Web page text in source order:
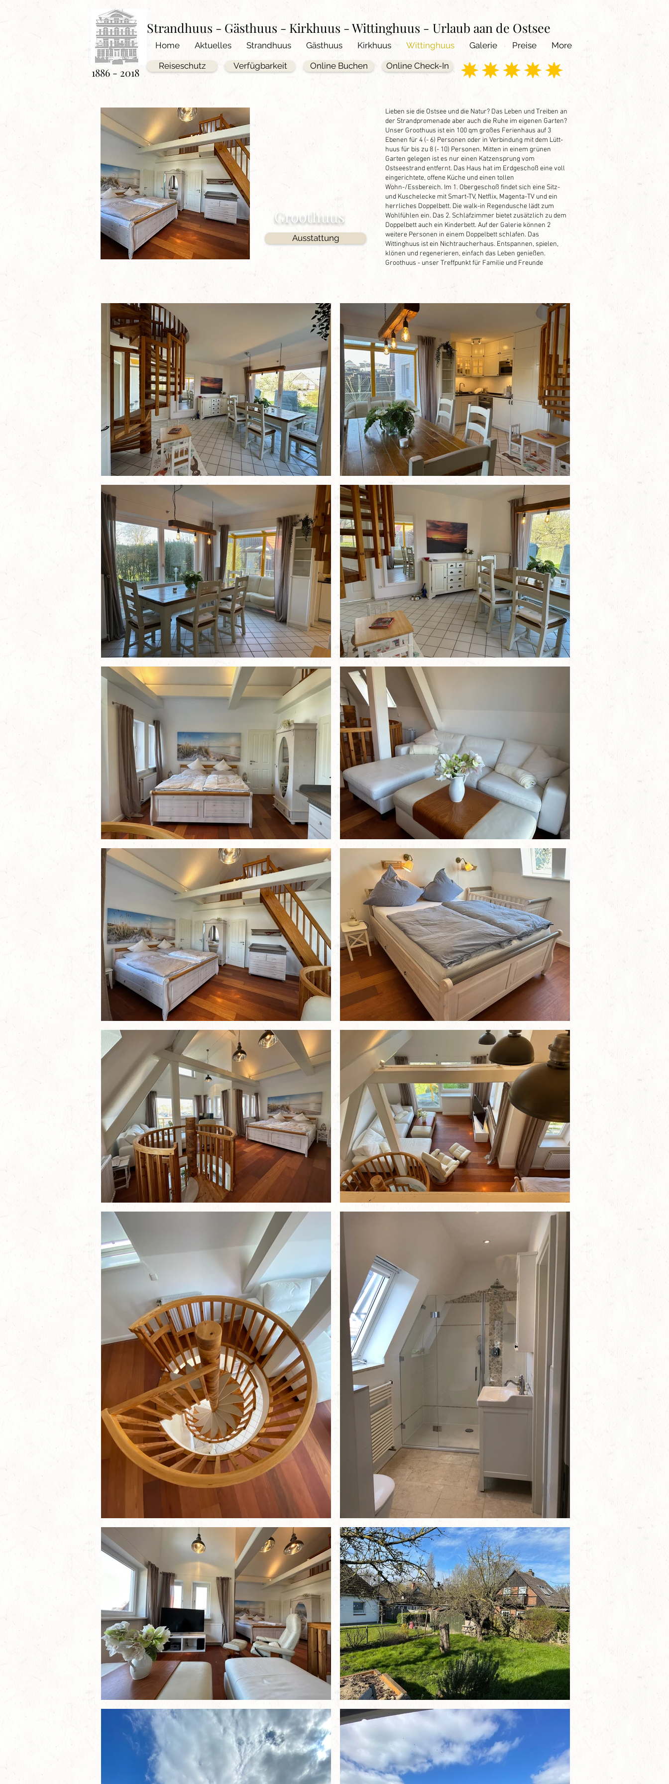
Strandhuus - Gästhuus - Kirkhuus - Wittinghuus - Urlaub aan de Ostsee
Home Aktuelles Strandhuus Gästhuus Kirkhuus Wittinghuus Galerie Preise More
1886 - 2018 Verfügbarkeit Online Check-In
Online Buchen
Reiseschutz
Groothuus
Ausstattung
Lieben sie die Ostsee und die Natur? Das Leben und Treiben an
der Strandpromenade aber auch die Ruhe im eigenen Garten?
Unser Groothuus ist ein 100 qm großes Ferienhaus auf 3
Ebenen für 4 (- 6) Personen oder in Verbindung mit dem Lütt-
huus für bis zu 8 (- 10) Personen. Mitten in einem grünen
Garten gelegen ist es nur einen Katzensprung vom
Ostseestrand entfernt. Das Haus hat im Erdgeschoß eine voll
eingerichtete, offene Küche und einen tollen
Wohn-/Essbereich. Im 1. Obergeschoß findet sich eine Sitz-
und Kuschelecke mit Smart-TV, Netflix, Magenta-TV und ein
herrliches Doppelbett. Die walk-in Regendusche lädt zum
Wohlfühlen ein. Das 2. Schlafzimmer bietet zusätzlich zu dem
Doppelbett auch ein Kinderbett. Auf der Galerie können 2
weitere Personen in einem Doppelbett schlafen. Das
Wittinghuus ist ein Nichtraucherhaus. Entspannen, spielen,
klönen und regenerieren, einfach das Leben genießen.
Groothuus - unser Treffpunkt für Familie und Freunde